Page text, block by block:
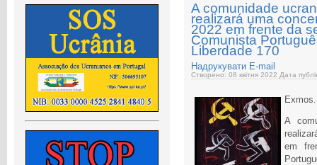
A comunidade
realizará uma
2022 em frente da
Comunista
Liberdade 170
Надрукувати E-mail
Створено: 08 квітня 2022 Дата
A
em